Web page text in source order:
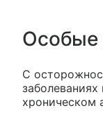
Особые
С
хроническом